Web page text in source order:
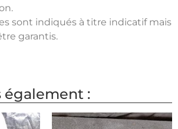
sont indiqués à titre indicatif mais
garantis.
également :